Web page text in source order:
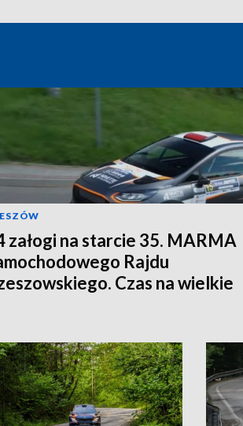
załogi na starcie 35. MARMA
Rajdu
Czas na wielkie